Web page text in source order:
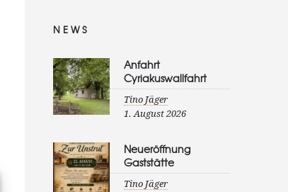
NEWS
Anfahrt
Cyriakuswallfahrt
Tino Jäger
1. August 2026
Neueröffnung
Gaststätte
Tino Jäger